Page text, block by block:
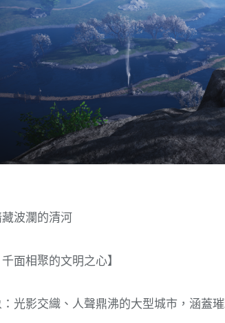
波瀾的清河
千面相聚的文明之心】
光影交織、人聲鼎沸的大型城市，涵蓋